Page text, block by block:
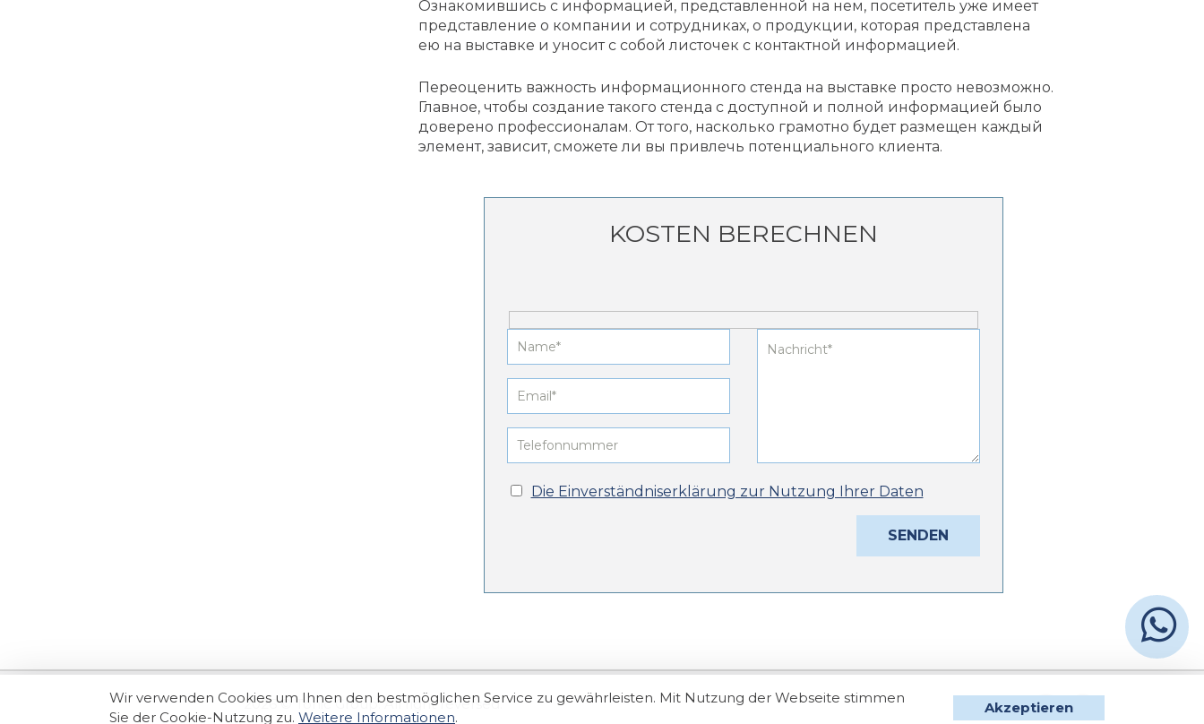
Ознакомившись с информацией, представленной на нем, посетитель уже имеет
представление о компании и сотрудниках, о продукции, которая представлена
ею на выставке и уносит с собой листочек с контактной информацией.
Переоценить важность информационного стенда на выставке просто невозможно.
Главное, чтобы создание такого стенда с доступной и полной информацией было
доверено профессионалам. От того, насколько грамотно будет размещен каждый
элемент, зависит, сможете ли вы привлечь потенциального клиента.
KOSTEN BERECHNEN
Die Einverständniserklärung zur Nutzung Ihrer Daten
2026 © Tonic Group. All right reversed.
Wir verwenden Cookies um Ihnen den bestmöglichen Service zu gewährleisten. Mit Nutzung der Webseite stimmen
Sie der Cookie-Nutzung zu. Weitere Informationen.
Akzeptieren